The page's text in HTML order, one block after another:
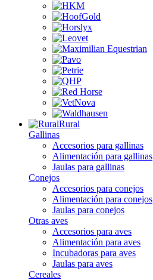
Rural
Gallinas
Accesorios para gallinas
Alimentación para gallinas
Jaulas para gallinas
Conejos
Accesorios para conejos
Alimentación para conejos
Jaulas para conejos
Otras aves
Accesorios para aves
Alimentación para aves
Incubadoras para aves
Jaulas para aves
Cereales